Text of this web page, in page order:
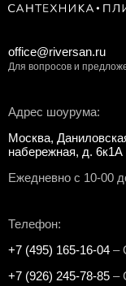
Адрес шоурума:
Москва,
набережная, д. 6к1А
Ежедневно с 10-00
Телефон:
+7 (495) 165-16-04 –
+7 (926) 245-78-85 –
office@riversan.ru
Для вопросов и